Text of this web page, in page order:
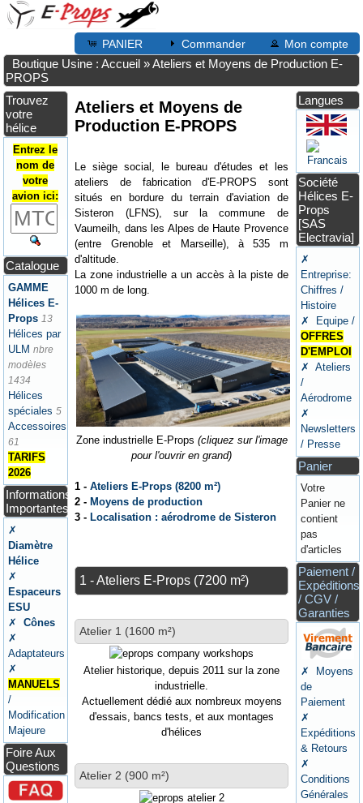
PANIER Commander Mon compte
Boutique Usine : Accueil »Ateliers et Moyens de Production E-
PROPS
Trouvez
votre
hélice
Entrez le
nom de
votre
avion ici:
Catalogue
GAMME
Hélices E-
Props 13
Hélices par
ULM nbre
modèles
1434
Hélices
spéciales 5
Accessoires
61
TARIFS
2026
Informations
Importantes
✗
Diamètre
Hélice
✗
Espaceurs
ESU
✗
Cônes
✗
Adaptateurs
✗
MANUELS
/
Modification
Majeure
Foire Aux
Questions
Ateliers et Moyens de
Production E-PROPS
Le siège social, le bureau d'études et les
ateliers de fabrication d'E-PROPS sont
situés en bordure du terrain d'aviation de
Sisteron (LFNS), sur la commune de
Vaumeilh, dans les Alpes de Haute Provence
(entre Grenoble et Marseille), à 535 m
d'altitude.
La zone industrielle a un accès à la piste de
1000 m de long.
Zone industrielle E-Props (cliquez sur l'image
pour l'ouvrir en grand)
1 -Ateliers E-Props (8200 m²)
2 -Moyens de production
3 -Localisation : aérodrome de Sisteron
1 - Ateliers E-Props (7200 m²)
Atelier 1 (1600 m²)
Atelier historique, depuis 2011 sur la zone
industrielle.
Actuellement dédié aux nombreux moyens
d'essais, bancs tests, et aux montages
d'hélices
Atelier 2 (900 m²)
Langues
Société
Hélices E-
Props
[SAS
Electravia]
✗
Entreprise:
Chiffres /
Histoire
✗ Equipe /
OFFRES
D'EMPLOI
✗ Ateliers
/
Aérodrome
✗
Newsletters
/ Presse
Panier
Votre
Panier ne
contient
pas
d'articles
Paiement /
Expéditions
/ CGV /
Garanties
✗ Moyens
de
Paiement
✗
Expéditions
& Retours
✗
Conditions
Générales